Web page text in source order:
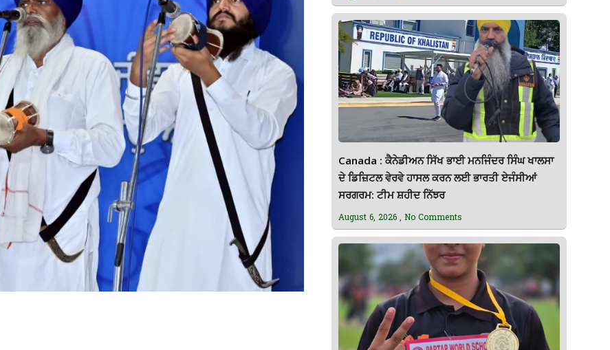
Canada : ਕੈਨੇਡੀਅਨ ਸਿੱਖ ਭਾਈ ਮਨਜਿੰਦਰ ਸਿੰਘ ਖਾਲਸਾ
ਦੇ ਡਿਜ਼ਿਟਲ ਵੇਰਵੇ ਹਾਸਲ ਕਰਨ ਲਈ ਭਾਰਤੀ ਏਜੰਸੀਆਂ
ਸਰਗਰਮ: ਟੀਮ ਸ਼ਹੀਦ ਨਿੱਝਰ
August 6, 2026 No Comments